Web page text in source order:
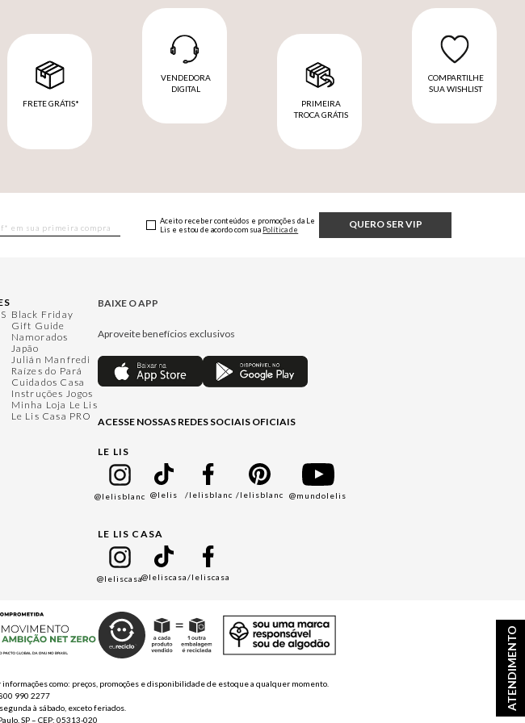
ATENDIMENTO
FRETE GRÁTIS*
VENDEDORA
DIGITAL
PRIMEIRA
TROCA GRÁTIS
COMPARTILHE
SUA WISHLIST
QUERO SER VIP
Aceito receber conteúdos e promoções da Le
Lis e estou de acordo com sua Política de
Black Friday
Gift Guide
Namorados
Japão
Julián Manfredi
Raízes do Pará
Cuidados Casa
Instruções Jogos
Minha Loja Le Lis
Le Lis Casa PRO
BAIXE O APP
Aproveite benefícios exclusivos
ACESSE NOSSAS REDES SOCIAIS OFICIAIS
LE LIS
@lelisblanc @lelis /lelisblanc /lelisblanc @mundolelis
LE LIS CASA
@leliscasa@leliscasa/leliscasa
como: preços, promoções e disponibilidade de estoque a qualquer momento.
990 2277
à sábado, exceto feriados.
SP – CEP: 05313-020